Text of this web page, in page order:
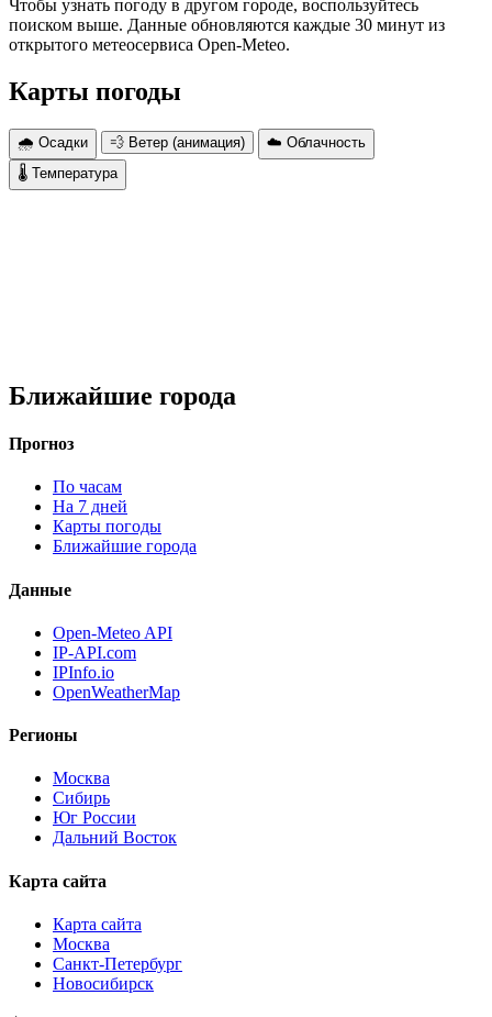
Чтобы узнать погоду в другом городе, воспользуйтесь
поиском выше. Данные обновляются каждые 30 минут из
открытого метеосервиса Open-Meteo.
Карты погоды
🌧 Осадки 💨 Ветер (анимация)
☁️ Облачность
🌡 Температура
Ближайшие города
Прогноз
По часам
На 7 дней
Карты погоды
Ближайшие города
Данные
Open-Meteo API
IP-API.com
IPInfo.io
OpenWeatherMap
Регионы
Москва
Сибирь
Юг России
Дальний Восток
Карта сайта
Карта сайта
Москва
Санкт-Петербург
Новосибирск